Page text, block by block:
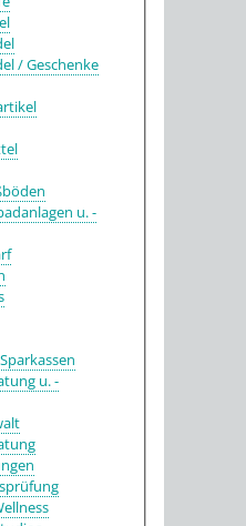
/ Geschenke
u. -
u. -